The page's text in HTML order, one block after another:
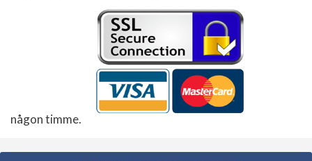
någon timme.